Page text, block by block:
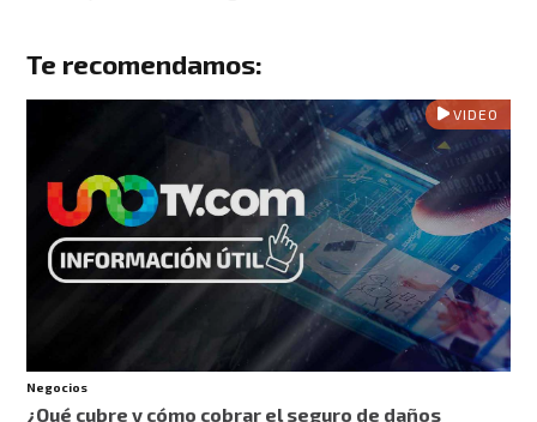
Te recomendamos:
VIDEO
Negocios
¿Qué cubre y cómo cobrar el seguro de daños